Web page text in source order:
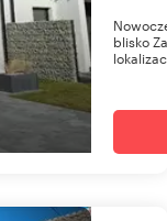
blisko